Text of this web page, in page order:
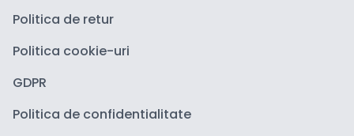
Politica de retur
Politica cookie-uri
GDPR
Politica de confidentialitate